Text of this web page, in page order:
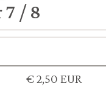
7 / 8
€ 2,50 EUR